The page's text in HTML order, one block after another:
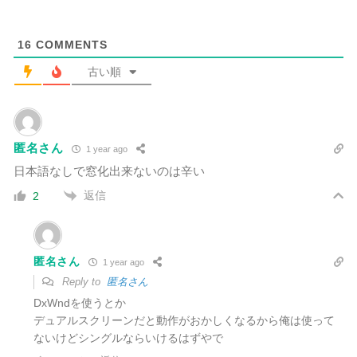
16 COMMENTS
古い順
匿名さん 1 year ago
日本語なしで窓化出来ないのは辛い
2 返信
匿名さん 1 year ago
Reply to 匿名さん
DxWndを使うとか
デュアルスクリーンだと動作がおかしくなるから俺は使って
ないけどシングルならいけるはずやで